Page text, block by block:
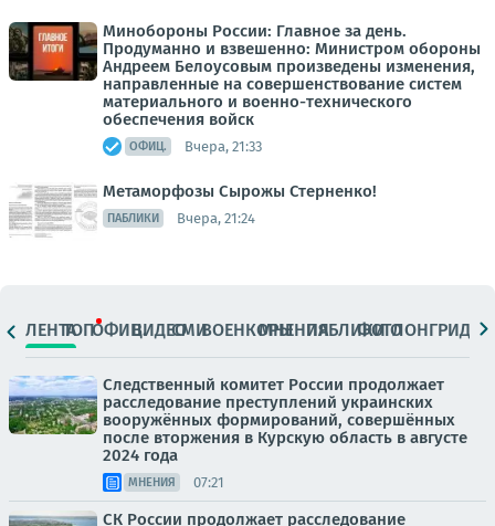
Минобороны России: Главное за день.
Продуманно и взвешенно: Министром обороны
Андреем Белоусовым произведены изменения,
направленные на совершенствование систем
материального и военно-технического
обеспечения войск
ОФИЦ. Вчера, 21:33
Метаморфозы Сырожы Стерненко!
ПАБЛИКИ Вчера, 21:24
ЛЕНТАТОПОФИЦ.ВИДЕОСМИВОЕНКОРЫМНЕНИЯПАБЛИКИ
ФОТОЛОНГРИДЫ
Следственный комитет России продолжает
расследование преступлений украинских
вооружённых формирований, совершённых
после вторжения в Курскую область в августе
2024 года
МНЕНИЯ 07:21
СК России продолжает расследование